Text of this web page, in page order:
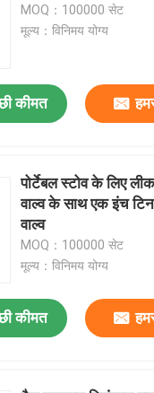
MOQ：100000 सेट
मूल्य：विनिमय योग्य
कीमत
पोर्टेबल स्टोव के लिए
वाल्व के साथ एक इंच
वाल्व
MOQ：100000 सेट
मूल्य：विनिमय योग्य
कीमत